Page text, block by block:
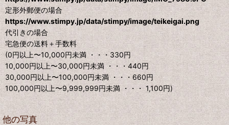
定形外郵便の場合
https://www.stimpy.jp/data/stimpy/image/teikeigai.png
代引きの場合
宅急便の送料＋手数料
(0円以上〜10,000円未満 ・・・330円
10,000円以上〜30,000円未満 ・・・440円
30,000円以上〜100,000円未満 ・・・660円
100,000円以上〜9,999,999円未満 ・・・ 1,100円)
他の写真